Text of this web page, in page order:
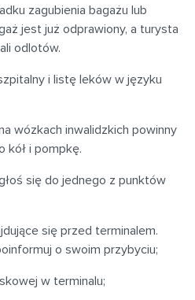
zagubienia bagażu lub
jest już odprawiony, a turysta
odlotów.
i listę leków w języku
wózkach inwalidzkich powinny
kół i pompkę.
się do jednego z punktów
się przed terminalem.
o swoim przybyciu;
w terminalu;